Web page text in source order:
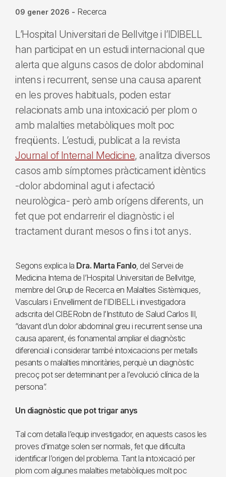
09 gener 2026 - Recerca
L’Hospital Universitari de Bellvitge i l’IDIBELL
han participat en un estudi internacional que
alerta que alguns casos de dolor abdominal
intens i recurrent, sense una causa aparent
en les proves habituals, poden estar
relacionats amb una intoxicació per plom o
amb malalties metabòliques molt poc
freqüents. L’estudi, publicat a la revista
Journal of Internal Medicine, analitza diversos
casos amb símptomes pràcticament idèntics
-dolor abdominal agut i afectació
neurològica- però amb orígens diferents, un
fet que pot endarrerir el diagnòstic i el
tractament durant mesos o fins i tot anys.
Segons explica la Dra. Marta Fanlo, del Servei de
Medicina Interna de l’Hospital Universitari de Bellvitge,
membre del Grup de Recerca en Malalties Sistèmiques,
Vasculars i Envelliment de l’IDIBELL i investigadora
adscrita del CIBERobn de l’Instituto de Salud Carlos III,
“davant d’un dolor abdominal greu i recurrent sense una
causa aparent, és fonamental ampliar el diagnòstic
diferencial i considerar també intoxicacions per metalls
pesants o malalties minoritàries, perquè un diagnòstic
precoç pot ser determinant per a l’evolució clínica de la
persona”.
Un diagnòstic que pot trigar anys
Tal com detalla l’equip investigador, en aquests casos les
proves d’imatge solen ser normals, fet que dificulta
identificar l’origen del problema. Tant la intoxicació per
plom com algunes malalties metabòliques molt poc